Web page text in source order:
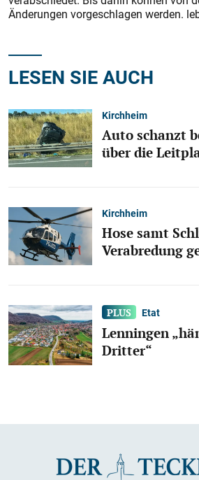
Änderungen vorgeschlagen werden.
LESEN SIE AUCH
Kirchheim
Auto schanzt
über die
Kirchheim
Hose samt
Verabredung
Etat
Lenningen
Dritter“